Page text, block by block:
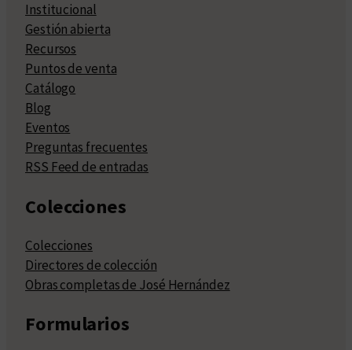
Institucional
Gestión abierta
Recursos
Puntos de venta
Catálogo
Blog
Eventos
Preguntas frecuentes
RSS Feed de entradas
Colecciones
Colecciones
Directores de colección
Obras completas de José Hernández
Formularios